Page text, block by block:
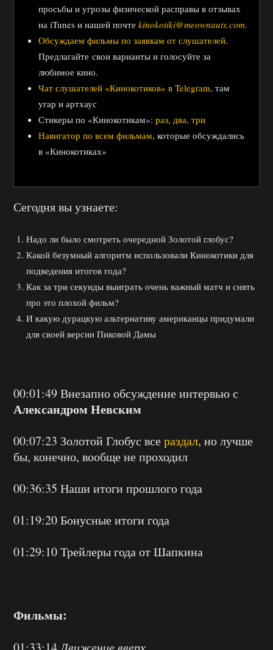
просьбы и угрозы физической расправы в отзывах
на iTunes и нашей почте kinokotiki@meownauts.com.
Обсуждаем фильмы по заявкам от слушателей.
Предлагайте свои варианты и голосуйте за
любимое кино.
Чат слушателей «Кинокотиков» в Telegram, там
угар и артхаус
Стикеры по «Кинокотикам»: раз, два, три
Навигатор по всем фильмам, которые обсуждались
в «Кинокотиках»
Сегодня вы узнаете:
Надо ли было смотреть очередной Золотой глобус?
Какой безумный алгоритм использовали Кинокотики для
подведения итогов года?
Как за три секунды выиграть очень важный матч и снять
про это плохой фильм?
И какую дурацкую альтернативу американцы придумали
для своей версии Пиковой Дамы
00:01:49 Внезапно обсуждение интервью с
Александром Невским
00:07:23 Золотой Глобус всераздал, но лучше
бы, конечно, вообще не проходил
00:36:35 Наши итоги прошлого года
01:19:20 Бонусные итоги года
01:29:10 Трейлеры года от Шапкина
Фильмы:
Движение вверх